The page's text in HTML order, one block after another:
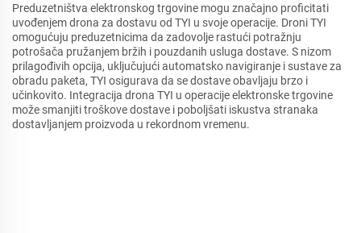
Preduzetništva elektronskog trgovine mogu značajno proficitati
uvođenjem drona za dostavu od TYI u svoje operacije. Droni TYI
omogućuju preduzetnicima da zadovolje rastući potražnju
potrošača pružanjem bržih i pouzdanih usluga dostave. S nizom
prilagođivih opcija, uključujući automatsko navigiranje i sustave za
obradu paketa, TYI osigurava da se dostave obavljaju brzo i
učinkovito. Integracija drona TYI u operacije elektronske trgovine
može smanjiti troškove dostave i poboljšati iskustva stranaka
dostavljanjem proizvoda u rekordnom vremenu.